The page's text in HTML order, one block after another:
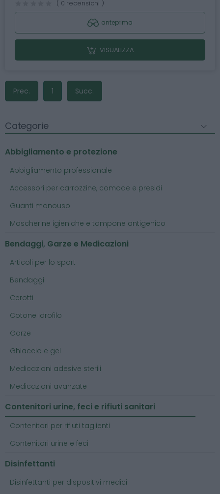
( 0 recensioni )
anteprima
VISUALIZZA
Prec. 1 Succ.
Categorie
Abbigliamento e protezione
Abbigliamento professionale
Accessori per carrozzine, comode e presidi
Guanti monouso
Mascherine igieniche e tampone antigenico
Bendaggi, Garze e Medicazioni
Articoli per lo sport
Bendaggi
Cerotti
Cotone idrofilo
Garze
Ghiaccio e gel
Medicazioni adesive sterili
Medicazioni avanzate
Contenitori urine, feci e rifiuti sanitari
Contenitori per rifiuti taglienti
Contenitori urine e feci
Disinfettanti
Disinfettanti per dispositivi medici